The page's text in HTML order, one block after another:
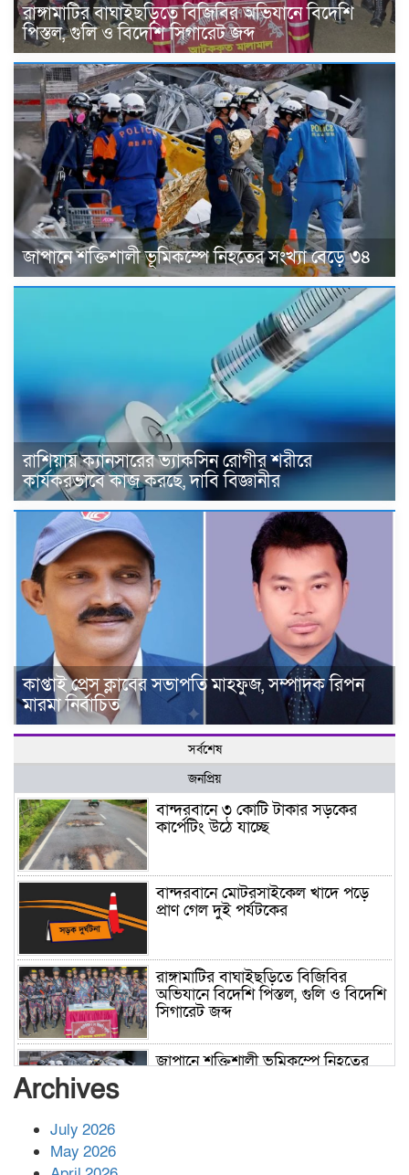
রাঙ্গামাটির বাঘাইছড়িতে বিজিবির অভিযানে বিদেশি
পিস্তল, গুলি ও বিদেশি সিগারেট জব্দ
জাপানে শক্তিশালী ভূমিকম্পে নিহতের সংখ্যা বেড়ে ৩৪
রাশিয়ায় ক্যানসারের ভ্যাকসিন রোগীর শরীরে
কার্যকরভাবে কাজ করছে, দাবি বিজ্ঞানীর
কাপ্তাই প্রেস ক্লাবের সভাপতি মাহফুজ, সম্পাদক রিপন
মারমা নির্বাচিত
সর্বশেষ
জনপ্রিয়
বান্দরবানে ৩ কোটি টাকার সড়কের
কার্পেটিং উঠে যাচ্ছে
বান্দরবানে মোটরসাইকেল খাদে পড়ে
প্রাণ গেল দুই পর্যটকের
রাঙ্গামাটির বাঘাইছড়িতে বিজিবির
অভিযানে বিদেশি পিস্তল, গুলি ও বিদেশি
সিগারেট জব্দ
জাপানে শক্তিশালী ভূমিকম্পে নিহতের
Archives
July 2026
May 2026